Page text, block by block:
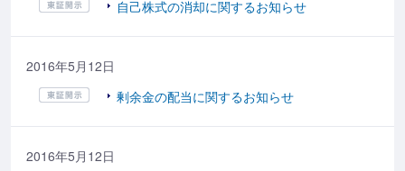
自己株式の消却に関するお知らせ
2016年5月12日
剰余金の配当に関するお知らせ
2016年5月12日